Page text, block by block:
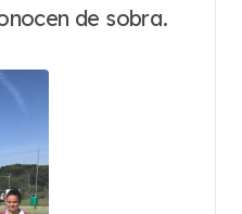
de sobra.